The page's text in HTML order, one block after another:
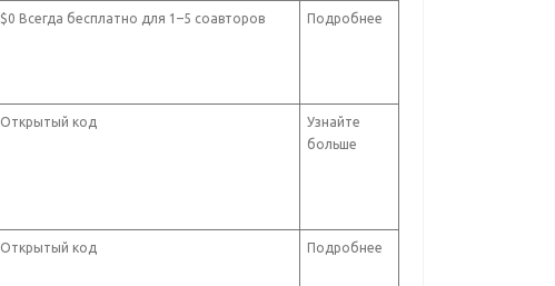
$0 Всегда бесплатно для 1–5 соавторов Подробнее
Открытый код
Узнайте
больше
Открытый код Подробнее